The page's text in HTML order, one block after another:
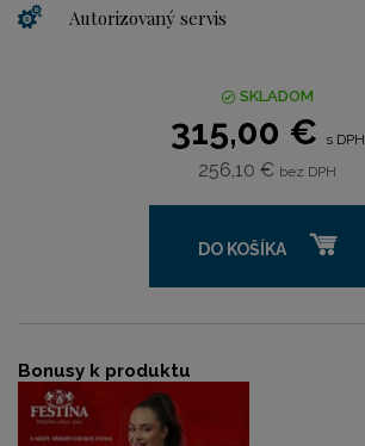
Autorizovaný servis
SKLADOM
315,00 € s DPH
256,10 € bez DPH
DO KOŠÍKA
Bonusy k produktu